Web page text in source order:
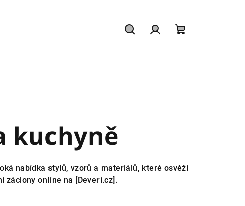
kuchyně
nabídka stylů, vzorů a materiálů, které osvěží
záclony online na [Deveri.cz].